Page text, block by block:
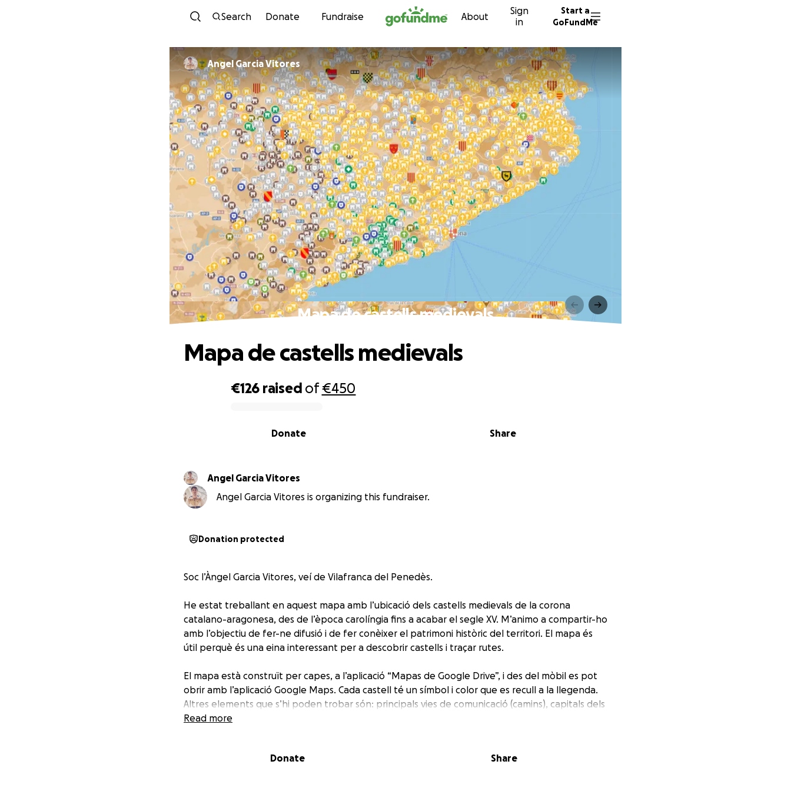
Skip to content
Search Donate Fundraise About
Sign
in
Start a
GoFundMe
Angel Garcia Vitores
Mapa de castells medievals
€126 raised of€450
Share
Donate
Mapa de castells medievals
Angel Garcia Vitores
Angel Garcia Vitores is organizing this fundraiser.
Donation protected
Soc l’Àngel Garcia Vitores, veí de Vilafranca del Penedès.
He estat treballant en aquest mapa amb l’ubicació dels castells medievals de la corona
catalano-aragonesa, des de l’època carolíngia fins a acabar el segle XV. M’animo a compartir-ho
amb l’objectiu de fer-ne difusió i de fer conèixer el patrimoni històric del territori. El mapa és
útil perquè és una eina interessant per a descobrir castells i traçar rutes.
El mapa està construït per capes, a l’aplicació “Mapas de Google Drive”, i des del mòbil es pot
obrir amb l’aplicació Google Maps. Cada castell té un símbol i color que es recull a la llegenda.
Altres elements que s’hi poden trobar són: principals vies de comunicació (camins), capitals dels
comtats i regnes…
està en constant millora i revisió. Les fonts bibliogràfiques són publicades a la pàgina web.
Read more
Donate Share